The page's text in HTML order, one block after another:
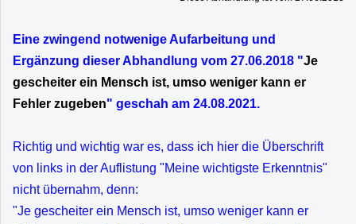
Eine zwingend notwenige Aufarbeitung und
Ergänzung dieser Abhandlung vom 27.06.2018 "Je
gescheiter ein Mensch ist, umso weniger kann er
Fehler zugeben" geschah am 24.08.2021.
Richtig und wichtig war es, dass ich hier die Überschrift
von links in der Auflistung "Meine wichtigste Erkenntnis"
nicht übernahm, denn:
"Je gescheiter ein Mensch ist, umso weniger kann er